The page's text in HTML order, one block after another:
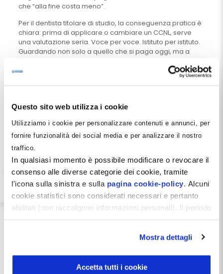
Questo sito web utilizza i cookie
Utilizziamo i cookie per personalizzare contenuti e annunci, per
fornire funzionalità dei social media e per analizzare il nostro
traffico.
In qualsiasi momento è possibile modificare o revocare il
consenso alle diverse categorie dei cookie, tramite
l'icona sulla sinistra e sulla pagina cookie-policy . Alcuni
cookie statistici sono considerati necessari e pertanto
abilitati (non raccolgono informazioni personali). Il periodo
indirizzo:dentistamanager.it/contatti-dentista-
Mostra dettagli
Accetta tutti i cookie
che “alla fine costa meno”.
Per il dentista titolare di studio, la conseguenza pratica è
chiara: prima di applicare o cambiare un CCNL, serve
una valutazione seria. Voce per voce. Istituto per istituto.
Guardando non solo a quello che si paga oggi, ma a
fisso, continuativo e economicamente rilevante.
gestisce uno studio dentistico non può permettersi di
Condividi
FacebookPinterest
X LinkedInEmail WhatsApp
Pietro Paolo Mastinu
Classe 1964. E' laureato con lode in
e Finanziarie. E' abilitato come RSPP
certificazione EFPA. Fondatore e
Presidente di ANTAMOP